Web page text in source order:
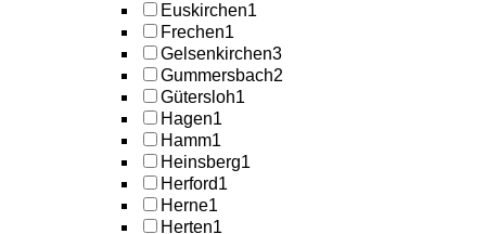
Euskirchen1
Frechen1
Gelsenkirchen3
Gummersbach2
Gütersloh1
Hagen1
Hamm1
Heinsberg1
Herford1
Herne1
Herten1